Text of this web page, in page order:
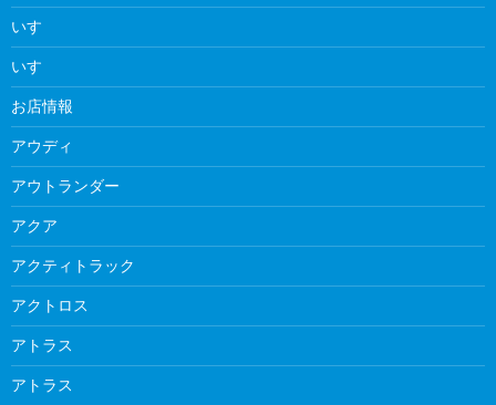
いすゞ
いすゞ
お店情報
アウディ
アウトランダー
アクア
アクティトラック
アクトロス
アトラス
アトラス